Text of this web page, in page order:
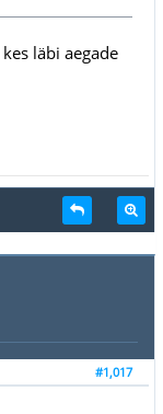
läbi aegade
#1,017